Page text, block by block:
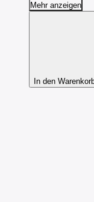
Mehr anzeigen
In den